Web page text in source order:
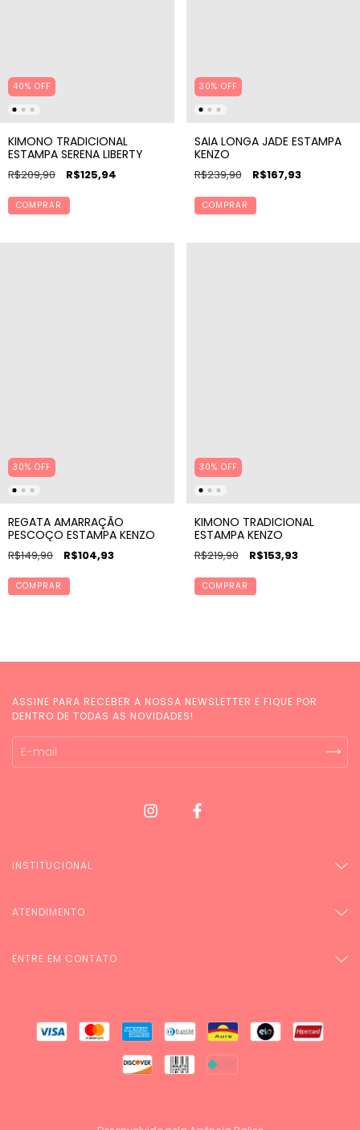
40% OFF
KIMONO TRADICIONAL
ESTAMPA SERENA LIBERTY
R$209,90 R$125,94
COMPRAR
30% OFF
SAIA LONGA JADE ESTAMPA
KENZO
R$239,90 R$167,93
COMPRAR
30% OFF
REGATA AMARRAÇÃO
PESCOÇO ESTAMPA KENZO
R$149,90 R$104,93
COMPRAR
30% OFF
KIMONO TRADICIONAL
ESTAMPA KENZO
R$219,90 R$153,93
COMPRAR
ASSINE PARA RECEBER A NOSSA NEWSLETTER E FIQUE POR
DENTRO DE TODAS AS NOVIDADES!
INSTITUCIONAL
ATENDIMENTO
ENTRE EM CONTATO